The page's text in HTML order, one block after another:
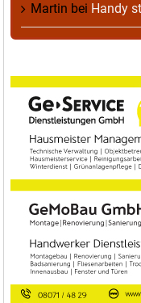
Martin bei Handy